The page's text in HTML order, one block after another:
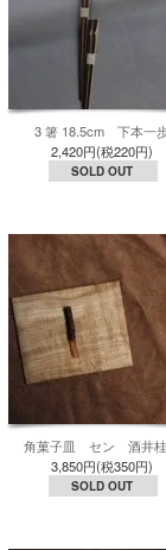
3 箸 18.5cm 下本一
2,420円(税220円)
SOLD OUT
角菓子皿 セン 酒井
3,850円(税350円)
SOLD OUT